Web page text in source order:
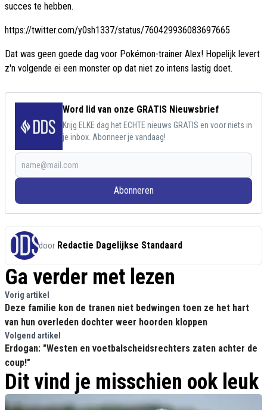
succes te hebben.
https://twitter.com/y0sh1337/status/760429936083697665
Dat was geen goede dag voor Pokémon-trainer Alex! Hopelijk levert
z'n volgende ei een monster op dat niet zo intens lastig doet.
Word lid van onze GRATIS Nieuwsbrief
Krijg ELKE dag het ECHTE nieuws GRATIS en voor niets in
je inbox. Abonneer je vandaag!
Abonneren
door Redactie Dagelijkse Standaard
Ga verder met lezen
Vorig artikel
Deze familie kon de tranen niet bedwingen toen ze het hart
van hun overleden dochter weer hoorden kloppen
Volgend artikel
Erdogan: "Westen en voetbalscheidsrechters zaten achter de
coup!"
Dit vind je misschien ook leuk